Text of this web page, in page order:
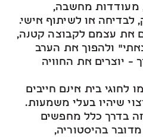
מעודדות מחשבה,
לבדיחה או לשיתוף אישי.
את עצמם לקבוצה קטנה,
ולהפוך את הערב
– יוצרים את החוויה
לחוגי בית אינם חייבים
שיהיו בעלי משמעות.
בדרך כלל מחפשים
בהיסטוריה,